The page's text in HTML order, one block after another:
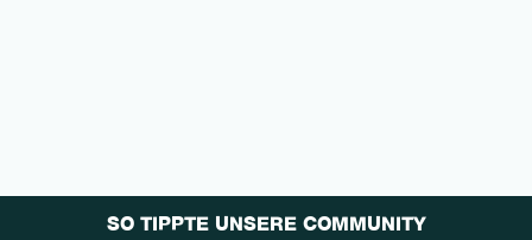
SO TIPPTE UNSERE COMMUNITY